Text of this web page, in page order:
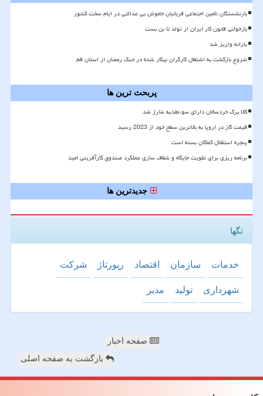
بازنشستگان تأمین اجتماعی قربانیان خاموش بی عدالتی در ایام سخت کشور
بازخوانی قانون کار ایران از تولد تا بن بست
یارانه واریز شد
شروع بازگشت به اشتغال کارگران بیکار شده در جنگ رمضان از استان قم
پربحث ترین ها
کالا برگ خردسالان دارای سوءتغذیه شارژ شد
قیمت گاز در اروپا به بالاترین سطح خود از 2023 رسید
پنجره استقلال کماکان بسته است
برنامه ریزی برای تقویت جایگاه و شفاف سازی عملکرد صندوق کارآفرینی امید
جدیدترین ها
تگها
خدمات سازمان اقتصاد رپورتاژ شركت
شهرداری تولید مدیر
صفحه اخبار
بازگشت به صفحه اصلی